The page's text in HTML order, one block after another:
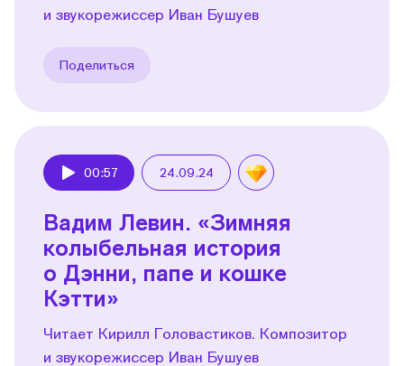
и звукорежиссер Иван Бушуев
Поделиться
00:57 24.09.24
Вадим Левин. «Зимняя
колыбельная история
о Дэнни, папе и кошке
Кэтти»
Читает Кирилл Головастиков. Композитор
и звукорежиссер Иван Бушуев